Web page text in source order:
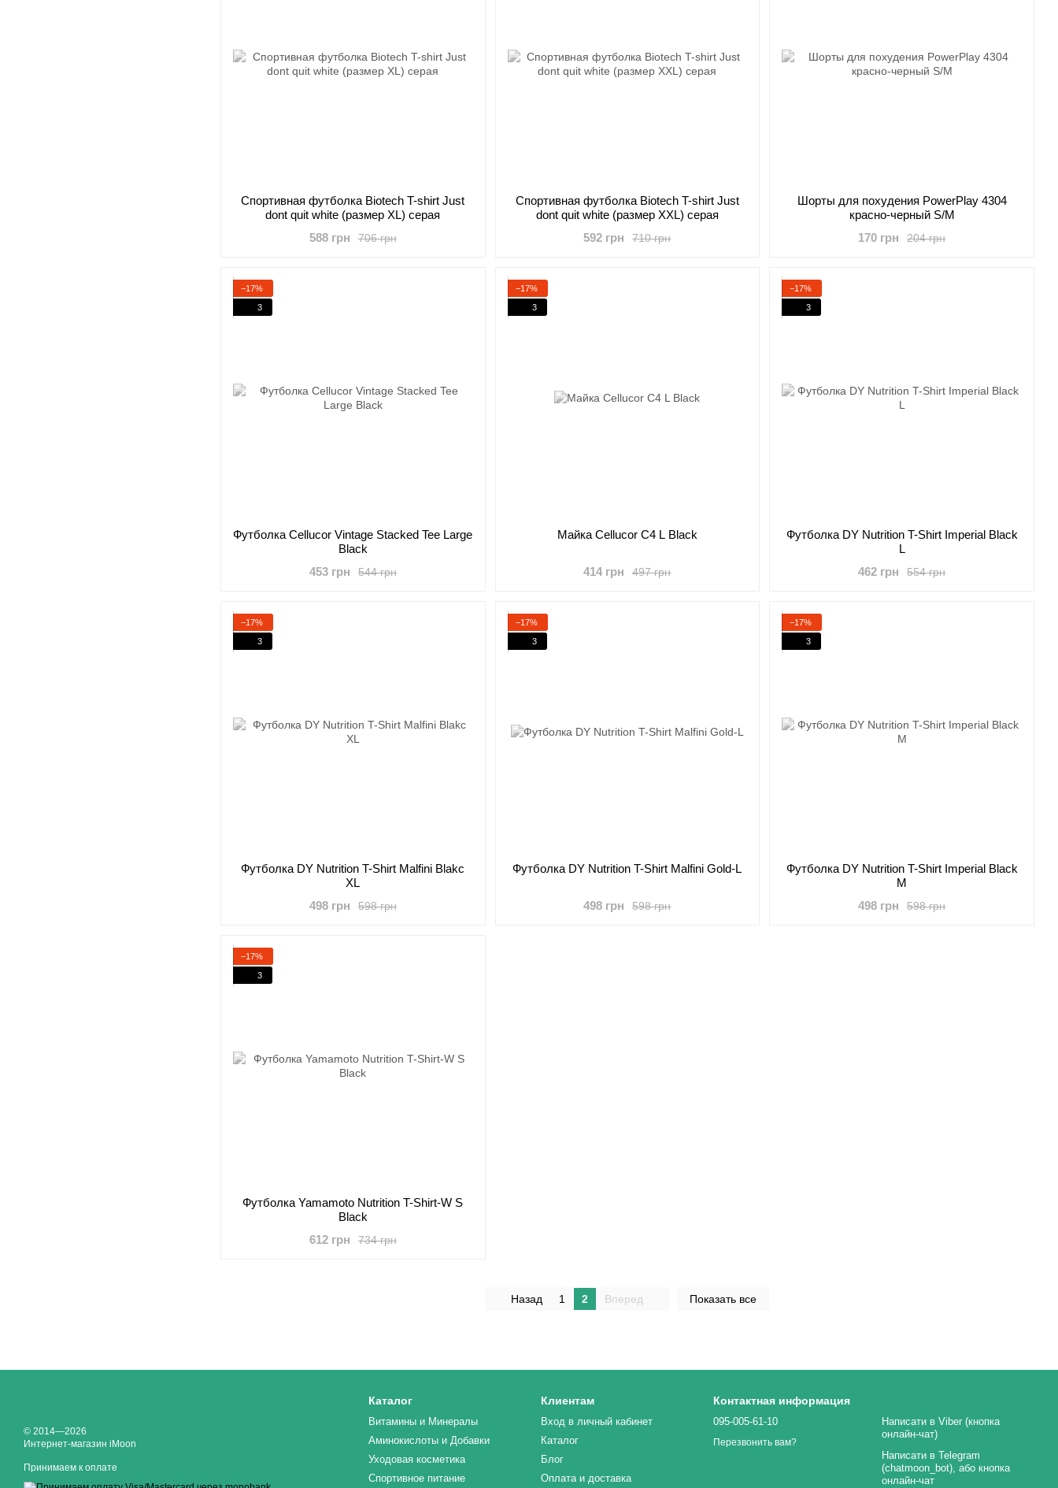
Cпортивная футболка Biotech T-shirt Just
dont quit white (размер XL) серая
706 грн
588 грн
Cпортивная футболка Biotech T-shirt Just
dont quit white (размер XXL) серая
710 грн
592 грн
Шорты для похудения PowerPlay 4304
красно-черный S/M
204 грн
170 грн
−17%
3
Футболка Cellucor Vintage Stacked Tee Large
Black
544 грн
453 грн
−17%
3
Майка Cellucor C4 L Black
497 грн
414 грн
−17%
3
Футболка DY Nutrition T-Shirt Imperial Black
L
554 грн
462 грн
−17%
3
Футболка DY Nutrition T-Shirt Malfini Blakc
XL
598 грн
498 грн
−17%
3
Футболка DY Nutrition T-Shirt Malfini Gold-L
598 грн
498 грн
−17%
3
Футболка DY Nutrition T-Shirt Imperial Black
M
598 грн
498 грн
−17%
3
Футболка Yamamoto Nutrition T-Shirt-W S
Black
734 грн
612 грн
Назад 1 2 Вперед Показать все
© 2014—2026
Интернет-магазин iMoon
Принимаем к оплате
Каталог
Витамины и Минералы
Аминокислоты и Добавки
Уходовая косметика
Спортивное питание
Клиентам
Вход в личный кабинет
Каталог
Блог
Оплата и доставка
Контактная информация
095-005-61-10
Перезвонить вам?
Написати в Viber (кнопка
онлайн-чат)
Написати в Telegram
(chatmoon_bot), або кнопка
онлайн-чат